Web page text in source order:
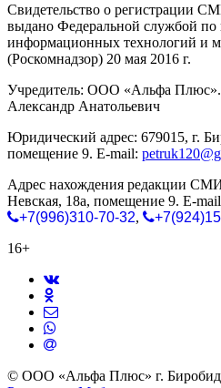
Свидетельство о регистрации
выдано Федеральной службой по
информационных технологий и
(Роскомнадзор) 20 мая 2016 г.
Учредитель: ООО «Альфа Плюс».
Александр Анатольевич
Юридический адрес: 679015, г.
помещение 9. E-mail:
Адрес нахождения редакции
Невская, 18а, помещение 9. E-
+7(996)310-70-32,
16+
© ООО «Альфа Плюс» г.